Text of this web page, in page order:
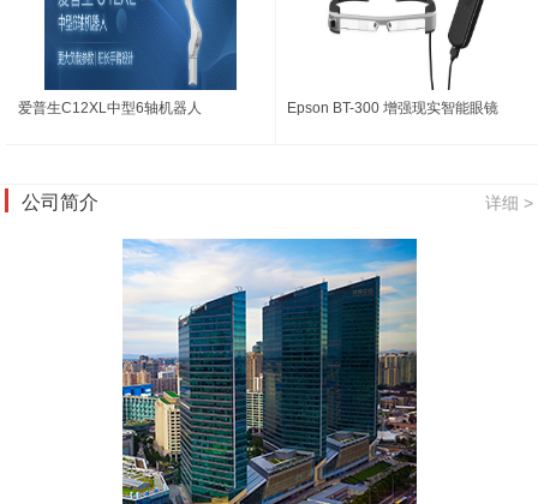
爱普生C12XL中型6轴机器人 Epson BT-300 增强现实智能眼镜
公司简介 详细 >